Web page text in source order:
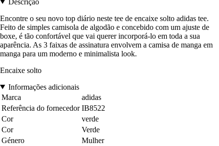
Encontre o seu novo top diário neste tee de encaixe solto adidas tee.
Feito de simples camisola de algodão e concebido com um ajuste de
boxe, é tão confortável que vai querer incorporá-lo em toda a sua
aparência. As 3 faixas de assinatura envolvem a camisa de manga em
manga para um moderno e minimalista look.
Encaixe solto
Informações adicionais
Marca
adidas
Referência do fornecedor IB8522
Cor
verde
Cor
Verde
Género
Mulher